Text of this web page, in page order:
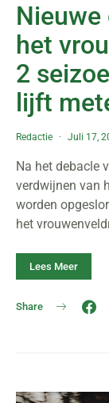
het
2
lijft
Redactie Juli 17,
Na het debacle
verdwijnen van
worden
het
Lees Meer
Share